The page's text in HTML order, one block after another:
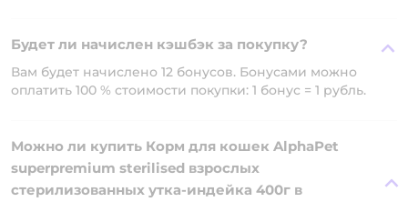
Будет ли начислен кэшбэк за покупку?
Вам будет начислено 12 бонусов. Бонусами можно
оплатить 100 % стоимости покупки: 1 бонус = 1 рубль.
Можно ли купить Корм для кошек AlphaPet
superpremium sterilised взрослых
стерилизованных утка-индейка 400г в